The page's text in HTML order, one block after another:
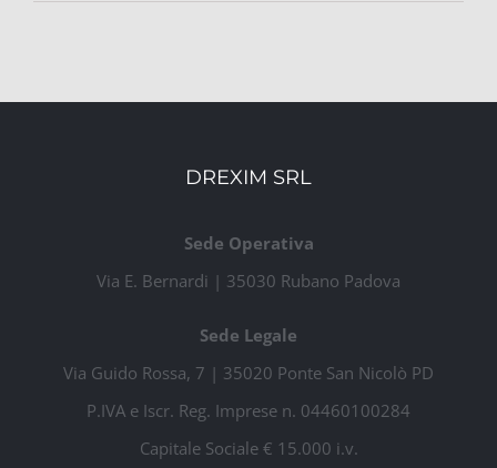
DREXIM SRL
Sede Operativa
Via E. Bernardi | 35030 Rubano Padova
Sede Legale
Via Guido Rossa, 7 | 35020 Ponte San Nicolò PD
P.IVA e Iscr. Reg. Imprese n. 04460100284
Capitale Sociale € 15.000 i.v.